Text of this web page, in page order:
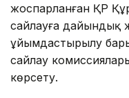
жоспарланған ҚР
сайлауға дайындық
ұйымдастырылу
сайлау
көрсету.